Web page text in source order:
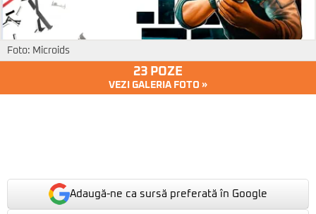
Foto: Microids
23 POZE
VEZI GALERIA FOTO »
Adaugă-ne ca sursă preferată în Google